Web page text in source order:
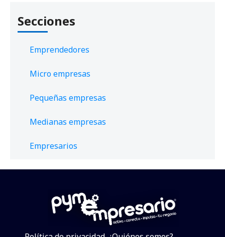
Secciones
Emprendedores
Micro empresas
Pequeñas empresas
Medianas empresas
Empresarios